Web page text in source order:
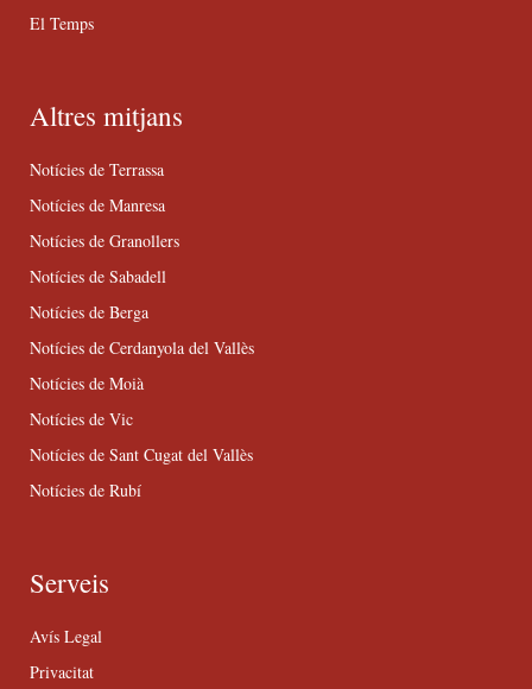
El Temps
Altres mitjans
Notícies de Terrassa
Notícies de Manresa
Notícies de Granollers
Notícies de Sabadell
Notícies de Berga
Notícies de Cerdanyola del Vallès
Notícies de Moià
Notícies de Vic
Notícies de Sant Cugat del Vallès
Notícies de Rubí
Serveis
Avís Legal
Privacitat